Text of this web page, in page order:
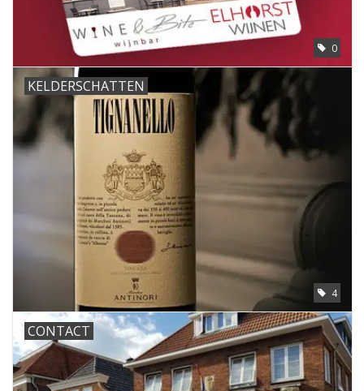
0
KELDERSCHATTEN
4
CONTACT